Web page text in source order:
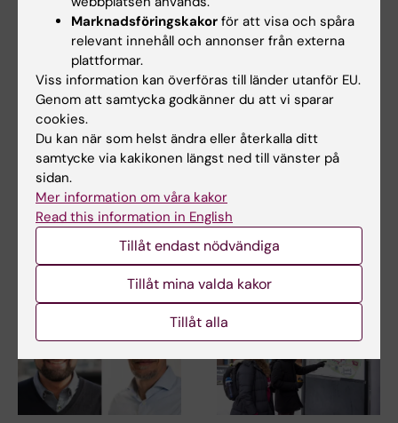
Relaterat
Hälsokrisakademin på Centrum för hälsokriser
Forskargrupp Global katastrofmedicin
Familjen Kamprads stiftelse
Läkare Utan Gränser
Relaterade artiklar
Marknadsföringskakor för att visa och spåra
relevant innehåll och annonser från externa
plattformar.
Viss information kan överföras till länder utanför EU.
Genom att samtycka godkänner du att vi sparar
cookies.
Du kan när som helst ändra eller återkalla ditt
samtycke via kakikonen längst ned till vänster på
sidan.
Mer information om våra kakor
Read this information in English
Tillåt endast nödvändiga
Tillåt mina valda kakor
Tillåt alla